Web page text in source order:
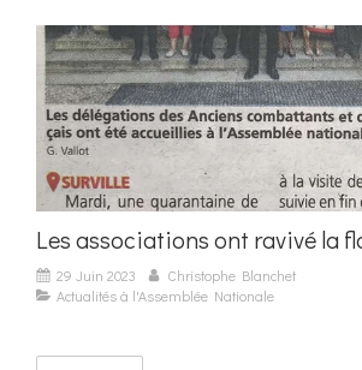
Les associations ont ravivé la
29 Juin 2023
Christophe Blanchet
Actualités à l'Assemblée Nationale